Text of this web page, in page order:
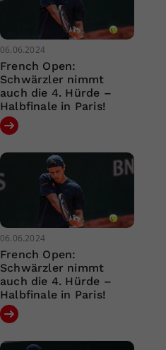
06.06.2024
French Open:
Schwärzler nimmt
auch die 4. Hürde –
Halbfinale in Paris!
06.06.2024
French Open:
Schwärzler nimmt
auch die 4. Hürde –
Halbfinale in Paris!